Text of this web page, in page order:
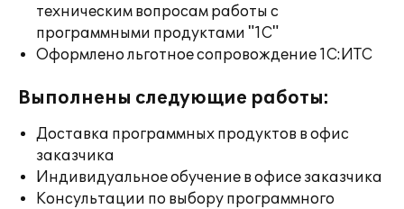
техническим вопросам работы с
программными продуктами "1С"
Оформлено льготное сопровождение 1С:ИТС
Выполнены следующие работы:
Доставка программных продуктов в офис
заказчика
Индивидуальное обучение в офисе заказчика
Консультации по выбору программного